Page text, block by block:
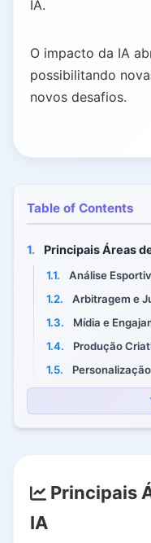
IA.
O impacto da IA
possibilitando
novos desafios.
Table of Contents
1. Principais Áreas
1.1.
Análise
1.2.
Arbitragem e
1.3.
Mídia e
1.4.
Produção
1.5.
Personalização
2. IA no Esporte
2.3.
Transmissão
Principais
IA